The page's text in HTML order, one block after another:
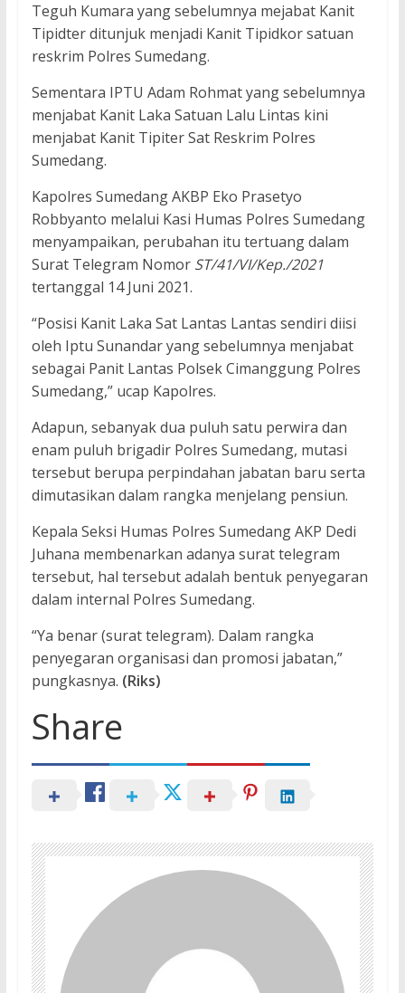
Teguh Kumara yang sebelumnya mejabat Kanit
Tipidter ditunjuk menjadi Kanit Tipidkor satuan
reskrim Polres Sumedang.
Sementara IPTU Adam Rohmat yang sebelumnya
menjabat Kanit Laka Satuan Lalu Lintas kini
menjabat Kanit Tipiter Sat Reskrim Polres
Sumedang.
Kapolres Sumedang AKBP Eko Prasetyo
Robbyanto melalui Kasi Humas Polres Sumedang
menyampaikan, perubahan itu tertuang dalam
Surat Telegram Nomor ST/41/VI/Kep./2021
tertanggal 14 Juni 2021.
“Posisi Kanit Laka Sat Lantas Lantas sendiri diisi
oleh Iptu Sunandar yang sebelumnya menjabat
sebagai Panit Lantas Polsek Cimanggung Polres
Sumedang,” ucap Kapolres.
Adapun, sebanyak dua puluh satu perwira dan
enam puluh brigadir Polres Sumedang, mutasi
tersebut berupa perpindahan jabatan baru serta
dimutasikan dalam rangka menjelang pensiun.
Kepala Seksi Humas Polres Sumedang AKP Dedi
Juhana membenarkan adanya surat telegram
tersebut, hal tersebut adalah bentuk penyegaran
dalam internal Polres Sumedang.
“Ya benar (surat telegram). Dalam rangka
penyegaran organisasi dan promosi jabatan,”
pungkasnya. (Riks)
Share